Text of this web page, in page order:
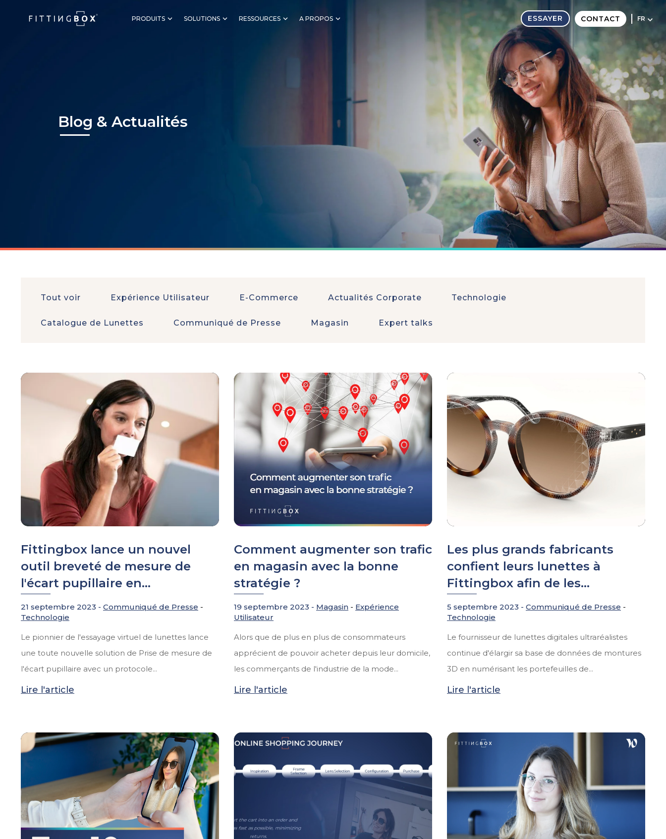
PRODUITS SOLUTIONS RESSOURCES A PROPOS CONTACT
ESSAYER FR
Blog & Actualités
Tout voir Expérience Utilisateur E-Commerce Actualités Corporate Technologie
Catalogue de Lunettes Communiqué de Presse Magasin Expert talks
Fittingbox lance un nouvel
outil breveté de mesure de
l'écart pupillaire en...
21 septembre 2023 - Communiqué de Presse -
Technologie
Le pionnier de l'essayage virtuel de lunettes lance
une toute nouvelle solution de Prise de mesure de
l'écart pupillaire avec un protocole...
Lire l'article
Comment augmenter son trafic
en magasin avec la bonne
stratégie ?
19 septembre 2023 - Magasin - Expérience
Utilisateur
Alors que de plus en plus de consommateurs
apprécient de pouvoir acheter depuis leur domicile,
les commerçants de l'industrie de la mode...
Lire l'article
Les plus grands fabricants
confient leurs lunettes à
Fittingbox afin de les...
5 septembre 2023 - Communiqué de Presse -
Technologie
Le fournisseur de lunettes digitales ultraréalistes
continue d'élargir sa base de données de montures
3D en numérisant les portefeuilles de...
Lire l'article